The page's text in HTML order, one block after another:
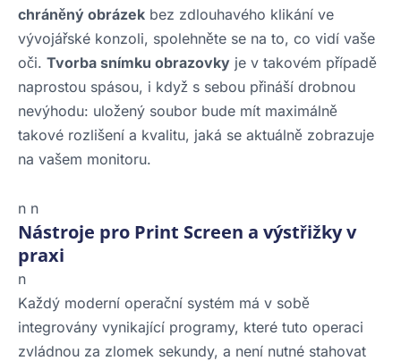
chráněný obrázek bez zdlouhavého klikání ve
vývojářské konzoli, spolehněte se na to, co vidí vaše
oči. Tvorba snímku obrazovky je v takovém případě
naprostou spásou, i když s sebou přináší drobnou
nevýhodu: uložený soubor bude mít maximálně
takové rozlišení a kvalitu, jaká se aktuálně zobrazuje
na vašem monitoru.
n n
Nástroje pro Print Screen a výstřižky v
praxi
n
Každý moderní operační systém má v sobě
integrovány vynikající programy, které tuto operaci
zvládnou za zlomek sekundy, a není nutné stahovat